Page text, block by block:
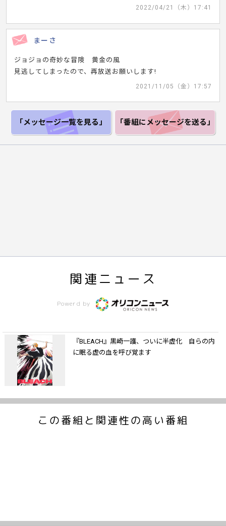
2022/04/21（木）17:41
まーさ
ジョジョの奇妙な冒険 黄金の風
見逃してしまったので、再放送お願いします!
2021/11/05（金）17:57
「メッセージ一覧を見る」 「番組にメッセージを送る」
関連ニュース
Powerd by
『BLEACH』黒崎一護、ついに半虚化 自らの内
に眠る虚の血を呼び覚ます
この番組と関連性の高い番組